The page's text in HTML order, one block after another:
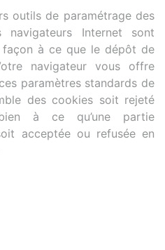
outils de paramétrage des
Internet sont
à ce que le dépôt de
navigateur vous offre
paramètres standards de
des cookies soit rejeté
à ce qu’une partie
acceptée ou refusée en